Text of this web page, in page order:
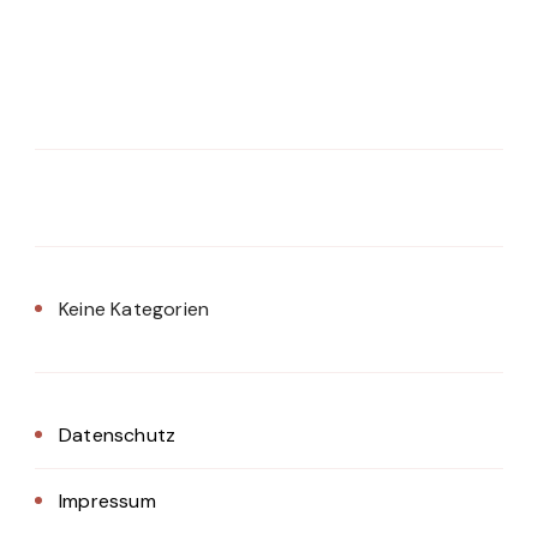
Keine Kategorien
Datenschutz
Impressum